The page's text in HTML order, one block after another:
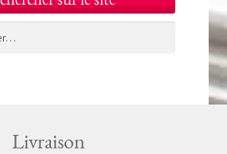
Livraison